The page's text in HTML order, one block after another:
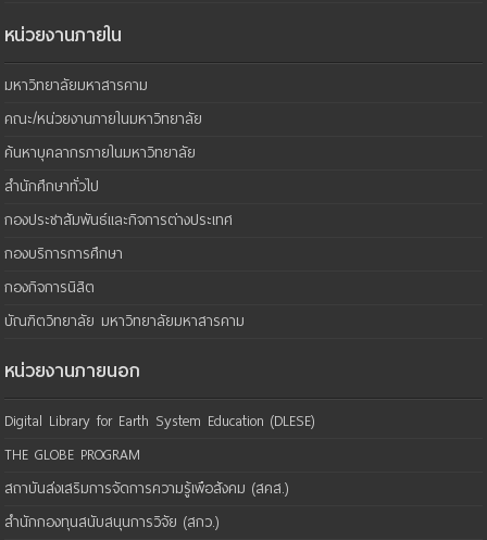
หน่วยงานภายใน
มหาวิทยาลัยมหาสารคาม
คณะ/หน่วยงานภายในมหาวิทยาลัย
ค้นหาบุคลากรภายในมหาวิทยาลัย
สำนักศึกษาทั่วไป
กองประชาสัมพันธ์และกิจการต่างประเทศ
กองบริการการศึกษา
กองกิจการนิสิต
บัณฑิตวิทยาลัย มหาวิทยาลัยมหาสารคาม
หน่วยงานภายนอก
Digital Library for Earth System Education (DLESE)
THE GLOBE PROGRAM
สถาบันส่งเสริมการจัดการความรู้เพือสังคม (สคส.)
สำนักกองทุนสนับสนุนการวิจัย (สกว.)